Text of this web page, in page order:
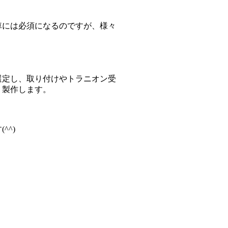
は必須になるのですが、様々
し、取り付けやトラニオン受
作します。
(^^)